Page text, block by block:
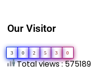
Our Visitor
3 0 2 5 3 0
Total views : 575189